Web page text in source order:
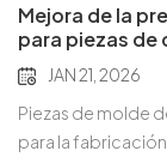
Mejora de la
para piezas
JAN 21, 2026
Piezas de molde
para la